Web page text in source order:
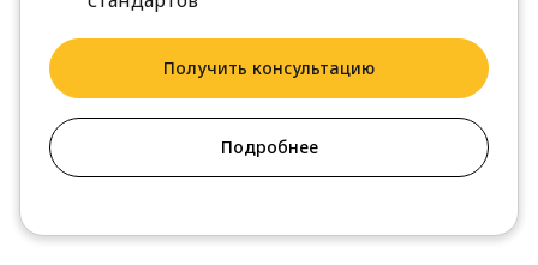
Получить консультацию
Подробнее